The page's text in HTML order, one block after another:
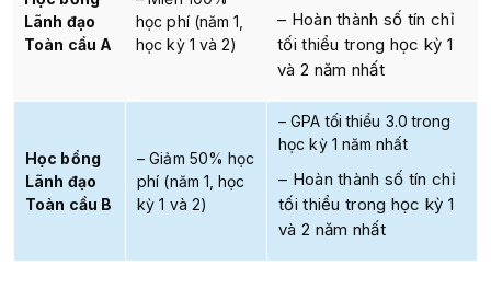
Lãnh đạo
Toàn cầu A
học phí (năm 1,
học kỳ 1 và 2)
– Hoàn thành số tín chỉ
tối thiểu trong học kỳ 1
và 2 năm nhất
Học bổng
Lãnh đạo
Toàn cầu B
– Giảm 50% học
phí (năm 1, học
kỳ 1 và 2)
– GPA tối thiểu 3.0 trong
học kỳ 1 năm nhất
– Hoàn thành số tín chỉ
tối thiểu trong học kỳ 1
và 2 năm nhất